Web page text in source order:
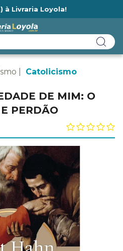
à Livraria Loyola!
Catolicismo
DE MIM: O
PERDÃO